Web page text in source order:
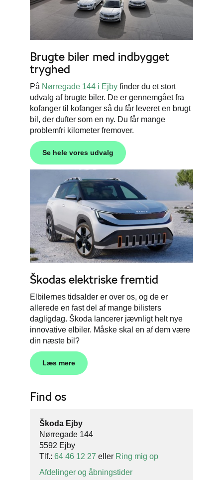
Brugte biler med indbygget
tryghed
På Nørregade 144 i Ejby finder du et stort
udvalg af brugte biler. De er gennemgået fra
kofanger til kofanger så du får leveret en brugt
bil, der dufter som en ny. Du får mange
problemfri kilometer fremover.
Se hele vores udvalg
Škodas elektriske fremtid
Elbilernes tidsalder er over os, og de er
allerede en fast del af mange bilisters
dagligdag. Škoda lancerer jævnligt helt nye
innovative elbiler. Måske skal en af dem være
din næste bil?
Læs mere
Find os
Škoda Ejby
Nørregade 144
5592 Ejby
Tlf.: 64 46 12 27 eller Ring mig op
Afdelinger og åbningstider